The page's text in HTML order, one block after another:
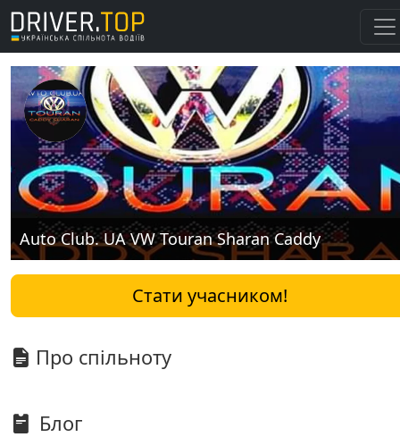
Auto Club. UA VW Touran Sharan Caddy
Стати учасником!
Про спільноту
Блог